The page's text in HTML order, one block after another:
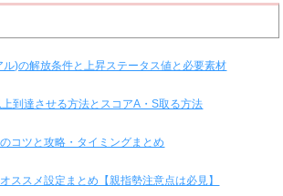
ル)の解放条件と上昇ステータス値と必要素材
到達させる方法とスコアA・S取る方法
コツと攻略・タイミングまとめ
ススメ設定まとめ【親指勢注意点は必見】